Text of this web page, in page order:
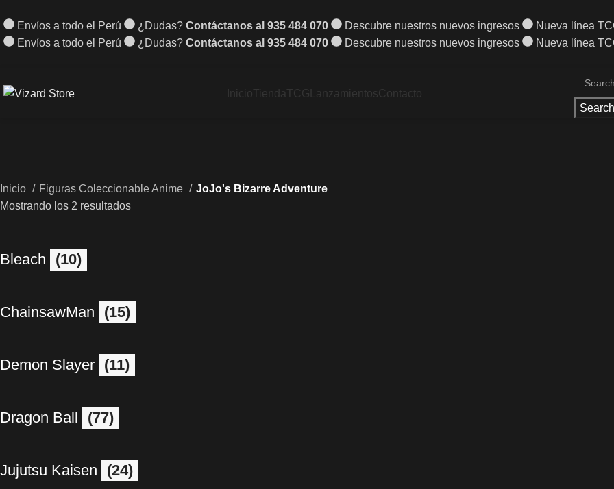
Envíos a todo el Perú ¿Dudas? Contáctanos al 935 484 070 Descubre nuestros nuevos ingresos
Nueva línea
Envíos a todo el Perú
¿Dudas? Contáctanos al 935 484 070 Descubre nuestros nuevos ingresos Nueva línea
InicioTiendaTCG LanzamientosContacto
Search
Inicio Figuras Coleccionable Anime
JoJo's Bizarre Adventure
Mostrando los 2 resultados
Bleach (10)
ChainsawMan (15)
Demon Slayer (11)
Dragon Ball (77)
Jujutsu Kaisen (24)